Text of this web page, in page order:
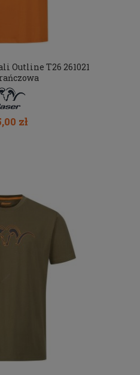
Outline T26 261021
zł